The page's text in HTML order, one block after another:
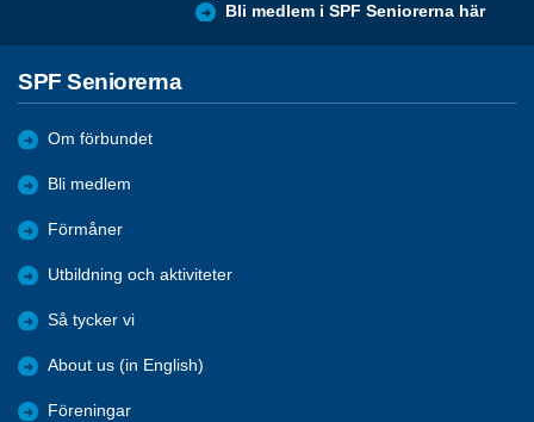
Bli medlem i SPF Seniorerna här
SPF Seniorerna
Om förbundet
Bli medlem
Förmåner
Utbildning och aktiviteter
Så tycker vi
About us (in English)
Föreningar